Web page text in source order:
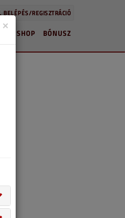
BELÉPÉS/REGISZTRÁCIÓ
BÓNUSZ
SHOP
×